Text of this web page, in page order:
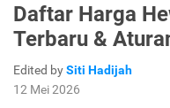
Daftar Harga
Terbaru &
Edited bySiti Hadijah
12 Mei 2026